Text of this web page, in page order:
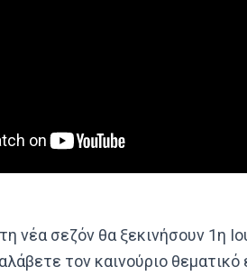
νέα σεζόν θα ξεκινήσουν 1η
τον καινούριο θεματικό